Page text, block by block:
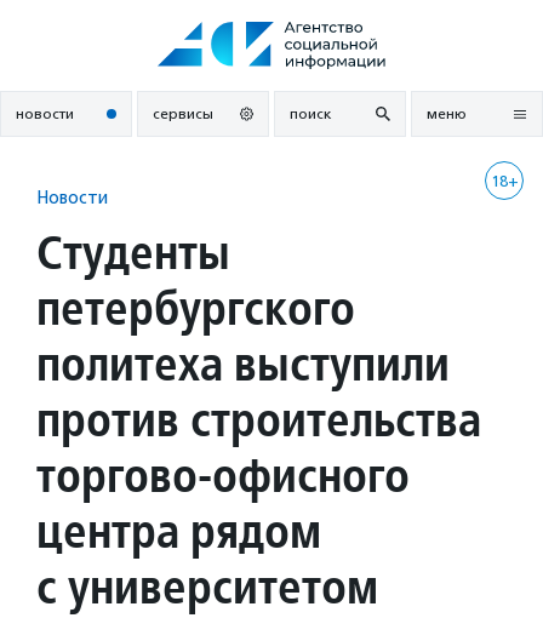
новости сервисы поиск меню
18+
Новости
Студенты
петербургского
политеха выступили
против строительства
торгово-офисного
центра рядом
с университетом